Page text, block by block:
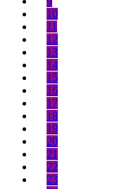
10
11
12
13
14
15
16
17
18
19
20
21
22
23